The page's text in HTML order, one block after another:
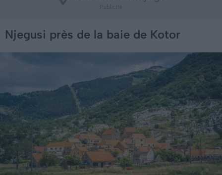
Njegusi près de la baie de Kotor